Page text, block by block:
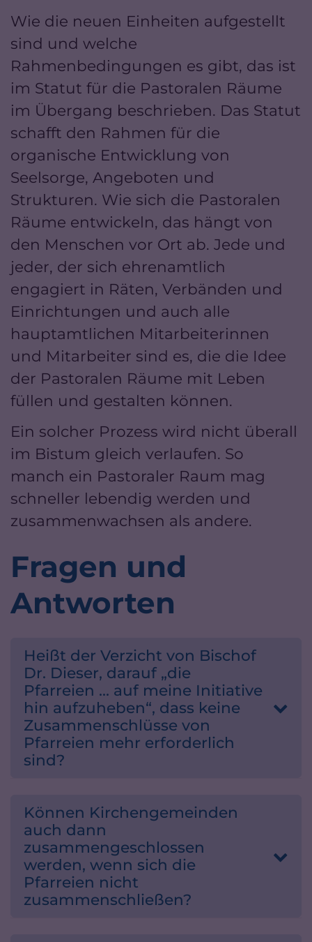
Wie die neuen Einheiten aufgestellt
sind und welche
Rahmenbedingungen es gibt, das ist
im Statut für die Pastoralen Räume
im Übergang beschrieben. Das Statut
schafft den Rahmen für die
organische Entwicklung von
Seelsorge, Angeboten und
Strukturen. Wie sich die Pastoralen
Räume entwickeln, das hängt von
den Menschen vor Ort ab. Jede und
jeder, der sich ehrenamtlich
engagiert in Räten, Verbänden und
Einrichtungen und auch alle
hauptamtlichen Mitarbeiterinnen
und Mitarbeiter sind es, die die Idee
der Pastoralen Räume mit Leben
füllen und gestalten können.
Ein solcher Prozess wird nicht überall
im Bistum gleich verlaufen. So
manch ein Pastoraler Raum mag
schneller lebendig werden und
zusammenwachsen als andere.
Fragen und
Antworten
Heißt der Verzicht von Bischof
Dr. Dieser, darauf „die
Pfarreien … auf meine Initiative
hin aufzuheben“, dass keine
Zusammenschlüsse von
Pfarreien mehr erforderlich
sind?
Können Kirchengemeinden
auch dann
zusammengeschlossen
werden, wenn sich die
Pfarreien nicht
zusammenschließen?